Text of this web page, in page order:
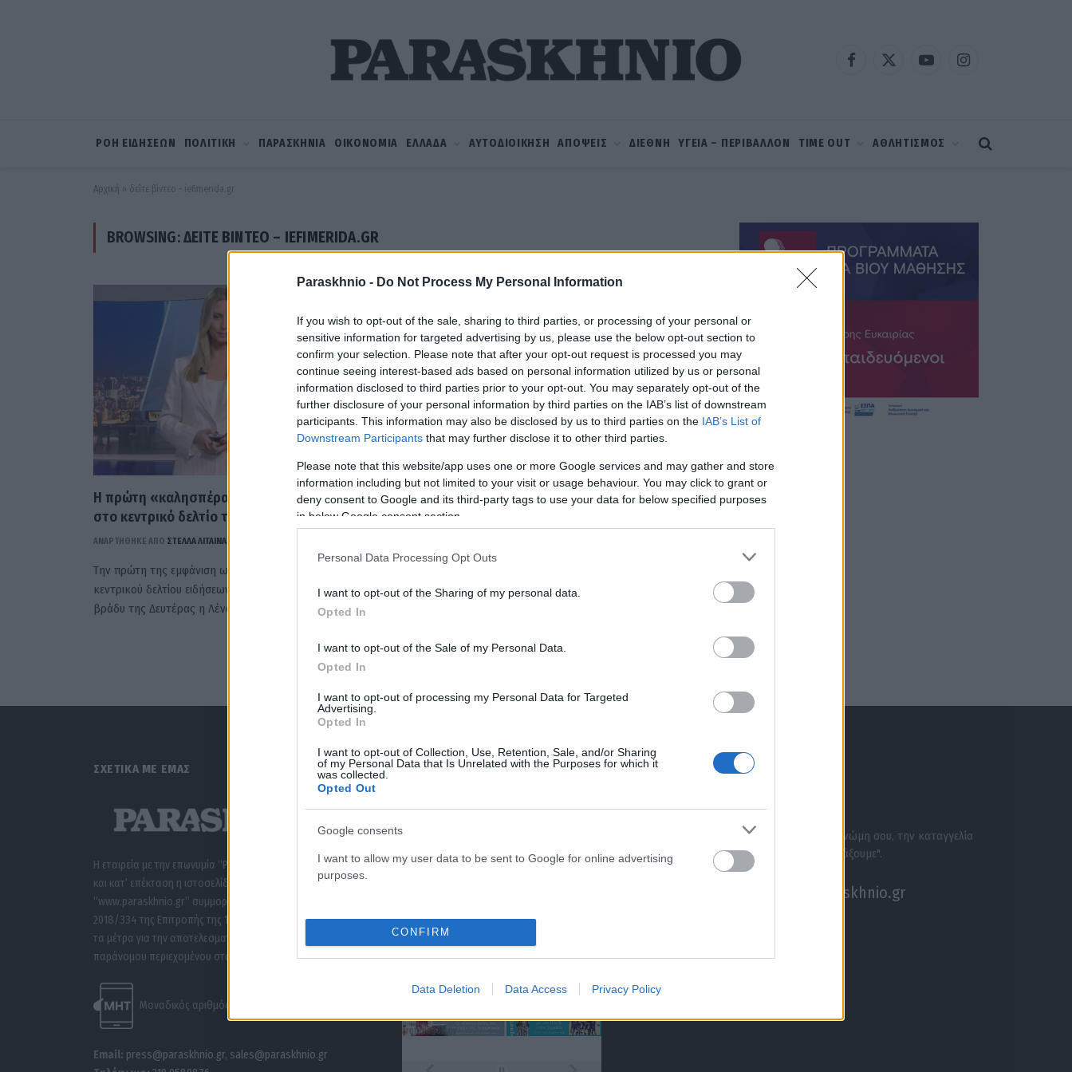
Paraskhnio - Do Not Process My Personal Information
If you wish to opt-out of the sale, sharing to third parties, or processing of your personal or
sensitive information for targeted advertising by us, please use the below opt-out section to
confirm your selection. Please note that after your opt-out request is processed you may
continue seeing interest-based ads based on personal information utilized by us or personal
information disclosed to third parties prior to your opt-out. You may separately opt-out of the
further disclosure of your personal information by third parties on the IAB’s list of downstream
participants. This information may also be disclosed by us to third parties on the IAB’s List of
Downstream Participants that may further disclose it to other third parties.
Please note that this website/app uses one or more Google services and may gather and store
information including but not limited to your visit or usage behaviour. You may click to grant or
deny consent to Google and its third-party tags to use your data for below specified purposes
in below Google consent section.
Personal Data Processing Opt Outs
I want to opt-out of the Sharing of my personal data.
Opted In
I want to opt-out of the Sale of my Personal Data.
Opted In
I want to opt-out of processing my Personal Data for Targeted
Advertising.
Opted In
I want to opt-out of Collection, Use, Retention, Sale, and/or Sharing
of my Personal Data that Is Unrelated with the Purposes for which it
was collected.
Opted Out
Google consents
I want to allow my user data to be sent to Google for online advertising
purposes.
CONFIRM
Data Deletion Data Access Privacy Policy
Facebook
X
YouTubeInstagram
ΡΟΗ ΕΙΔΗΣΕΩΝ ΠΟΛΙΤΙΚΗ ΠΑΡΑΣΚΗΝΙΑ ΟΙΚΟΝΟΜΙΑ ΕΛΛΑΔΑ ΑΥΤΟΔΙΟΙΚΗΣΗ ΑΠΟΨΕΙΣ ΔΙΕΘΝΗ ΥΓΕΙΑ – ΠΕΡΙΒΑΛΛΟΝ TIME OUT ΑΘΛΗΤΙΣΜΟΣ
Αρχική » δείτε βίντεο - iefimerida.gr
BROWSING:ΔΕΊΤΕ ΒΊΝΤΕΟ – IEFIMERIDA.GR
Η πρώτη «καλησπέρα» της Λένας Φλυτζάνη
στο κεντρικό δελτίο του ΣΚΑΪ (VIDEO)
ΑΝΑΡΤΗΘΗΚΕ ΑΠΟ ΣΤΈΛΛΑ ΛΊΤΑΙΝΑ
Την πρώτη της εμφάνιση ως παρουσιάστρια του
κεντρικού δελτίου ειδήσεων του ΣΚΑΪ πραγματοποίησε το
βράδυ της Δευτέρας η Λένα Φλυτζάνη,…
ΣΧΕΤΙΚΑ ΜΕ ΕΜΑΣ
Η εταιρεία με την επωνυμία “POLITICAL MEDIA GROUP A.E.”
και κατ’ επέκταση η ιστοσελίδα που κατέχει αυτή
“www.paraskhnio.gr” συμμορφώνονται με τη Σύσταση (ΕΕ)
2018/334 της Επιτροπής της 1ης Μαρτίου 2018 σχετικά με
τα μέτρα για την αποτελεσματική αντιμετώπιση του
παράνομου περιεχομένου στο διαδίκτυο (L 63).
Μοναδικός αριθμός Μ.Η.Τ. 262047
Email: press@paraskhnio.gr, sales@paraskhnio.gr
ΤΑ ΠΡΩΤΟΣΕΛΙΔΑ ΣΗΜΕΡΑ ΕΝΗΜΕΡΩΣΟΥ ΠΡΩΤΟΣ
ΣΕ ΑΚΟΥΜΕ
Στείλε την άποψή σου, τη γνώμη σου, την καταγγελία
σου, ή αν θέλεις κάτι να "ψάξουμε".
akouseme@paraskhnio.gr